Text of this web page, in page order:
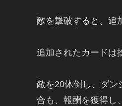
敵を撃破すると、追
追加されたカードは
敵を20体倒し、ダン
合も、報酬を獲得し